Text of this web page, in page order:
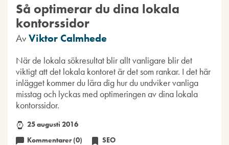
Så optimerar du dina lokala
kontorssidor
AvViktor Calmhede
När de lokala sökresultat blir allt vanligare blir det
viktigt att det lokala kontoret är det som rankar. I det här
inlägget kommer du lära dig hur du undviker vanliga
misstag och lyckas med optimeringen av dina lokala
kontorssidor.
25 augusti 2016
Kommentarer (0)
SEO